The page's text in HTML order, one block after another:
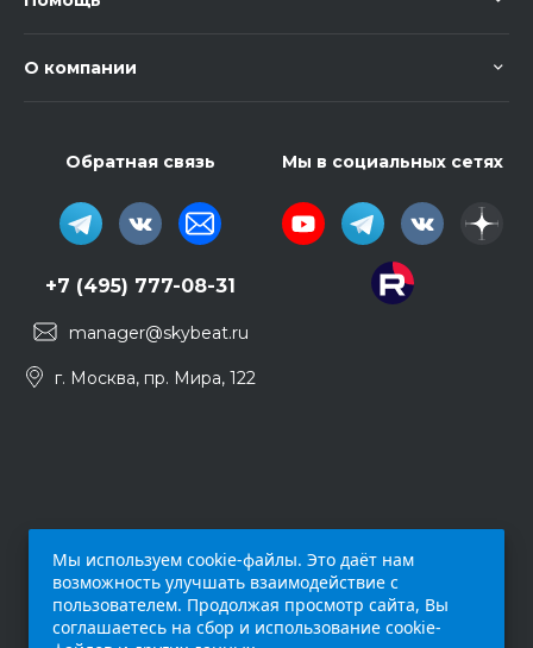
О компании
Обратная связь
+7 (495) 777-08-31
manager@skybeat.ru
г. Москва, пр. Мира, 122
Мы в социальных сетях
Мы используем cookie-файлы. Это даёт нам
возможность улучшать взаимодействие с
пользователем. Продолжая просмотр сайта, Вы
соглашаетесь на сбор и использование cookie-